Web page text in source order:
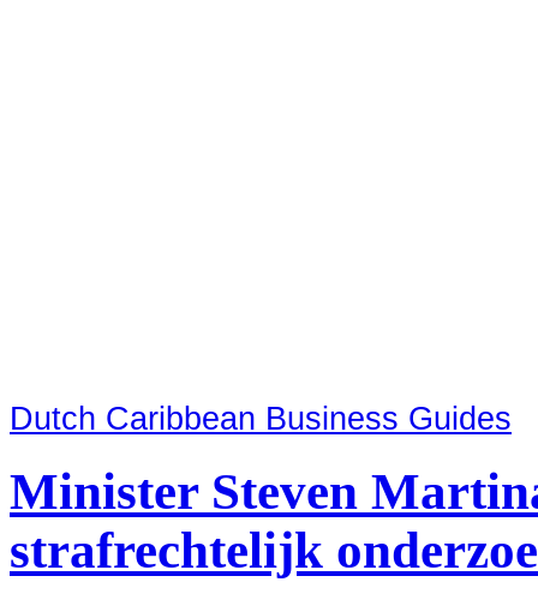
Dutch Caribbean Business Guides
Minister Steven
strafrechtelijk